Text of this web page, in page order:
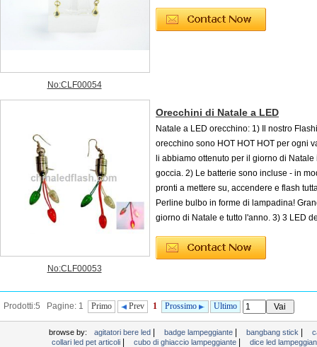
No:CLF00054
No:CLF00053
Orecchini di Natale a LED
Natale a LED orecchino: 1) Il nostro
orecchino sono HOT HOT HOT per ogni
li abbiamo ottenuto per il giorno di Natale
goccia. 2) Le batterie sono incluse - in
pronti a mettere su, accendere e flash
Perline bulbo in forme di lampadina!
giorno di Natale e tutto l'anno. 3) 3 LED
Prodotti:5 Pagine: 1 Primo Prev 1 Prossimo Ultimo
browse by: agitatori bere led badge lampeggiante bangbang stick
collari led pet articoli
cubo di ghiaccio lampeggiante
dice led